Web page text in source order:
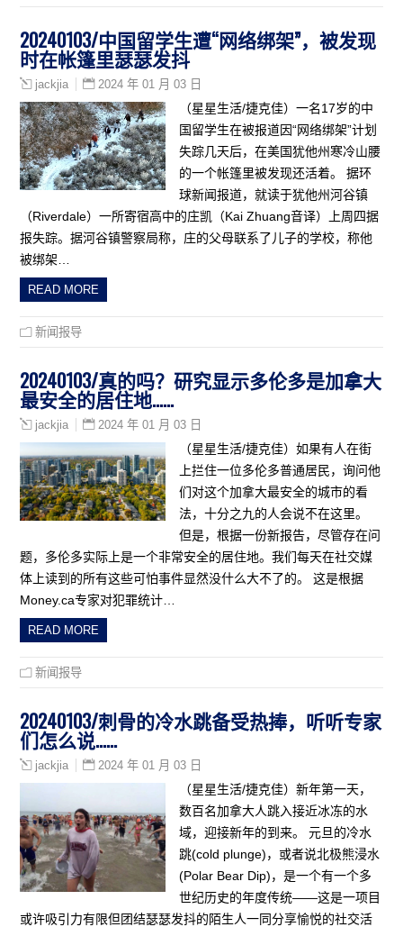
20240103/中国留学生遭“网络绑架”，被发现
时在帐篷里瑟瑟发抖
jackjia 2024 年 01 月 03 日
（星星生活/捷克佳）一名17岁的中
国留学生在被报道因“网络绑架”计划
失踪几天后，在美国犹他州寒冷山腰
的一个帐篷里被发现还活着。 据环
球新闻报道，就读于犹他州河谷镇
（Riverdale）一所寄宿高中的庄凯（Kai Zhuang音译）上周四据
报失踪。据河谷镇警察局称，庄的父母联系了儿子的学校，称他
被绑架…
READ MORE
新闻报导
20240103/真的吗？研究显示多伦多是加拿大
最安全的居住地……
jackjia 2024 年 01 月 03 日
（星星生活/捷克佳）如果有人在街
上拦住一位多伦多普通居民，询问他
们对这个加拿大最安全的城市的看
法，十分之九的人会说不在这里。
但是，根据一份新报告，尽管存在问
题，多伦多实际上是一个非常安全的居住地。我们每天在社交媒
体上读到的所有这些可怕事件显然没什么大不了的。 这是根据
Money.ca专家对犯罪统计…
READ MORE
新闻报导
20240103/刺骨的冷水跳备受热捧，听听专家
们怎么说……
jackjia 2024 年 01 月 03 日
（星星生活/捷克佳）新年第一天，
数百名加拿大人跳入接近冰冻的水
域，迎接新年的到来。 元旦的冷水
跳(cold plunge)，或者说北极熊浸水
(Polar Bear Dip)，是一个有一个多
世纪历史的年度传统——这是一项目
或许吸引力有限但团结瑟瑟发抖的陌生人一同分享愉悦的社交活